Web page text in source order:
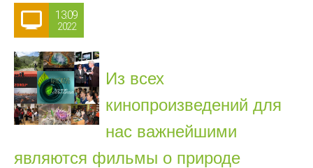
13.09
2022
Из всех
кинопроизведений для
нас важнейшими
являются фильмы о природе